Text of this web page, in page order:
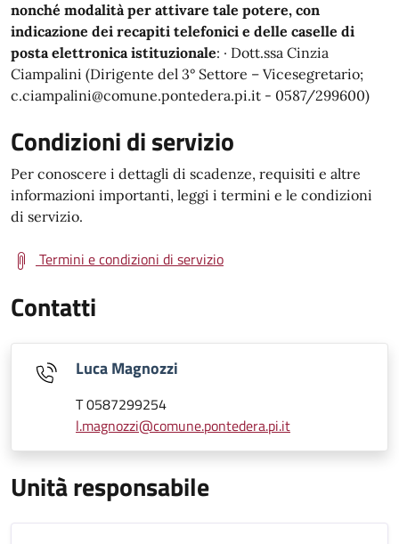
nonché modalità per attivare tale potere, con
indicazione dei recapiti telefonici e delle caselle di
posta elettronica istituzionale: · Dott.ssa Cinzia
Ciampalini (Dirigente del 3° Settore – Vicesegretario;
c.ciampalini@comune.pontedera.pi.it - 0587/299600)
Condizioni di servizio
Per conoscere i dettagli di scadenze, requisiti e altre
informazioni importanti, leggi i termini e le condizioni
di servizio.
Termini e condizioni di servizio
Contatti
Luca Magnozzi
T 0587299254
l.magnozzi@comune.pontedera.pi.it
Unità responsabile